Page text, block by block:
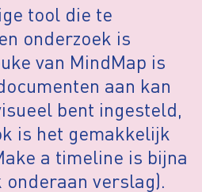
tool die te
onderzoek is
van MindMap is
aan kan
bent ingesteld,
is het gemakkelijk
a timeline is bijna
verslag).